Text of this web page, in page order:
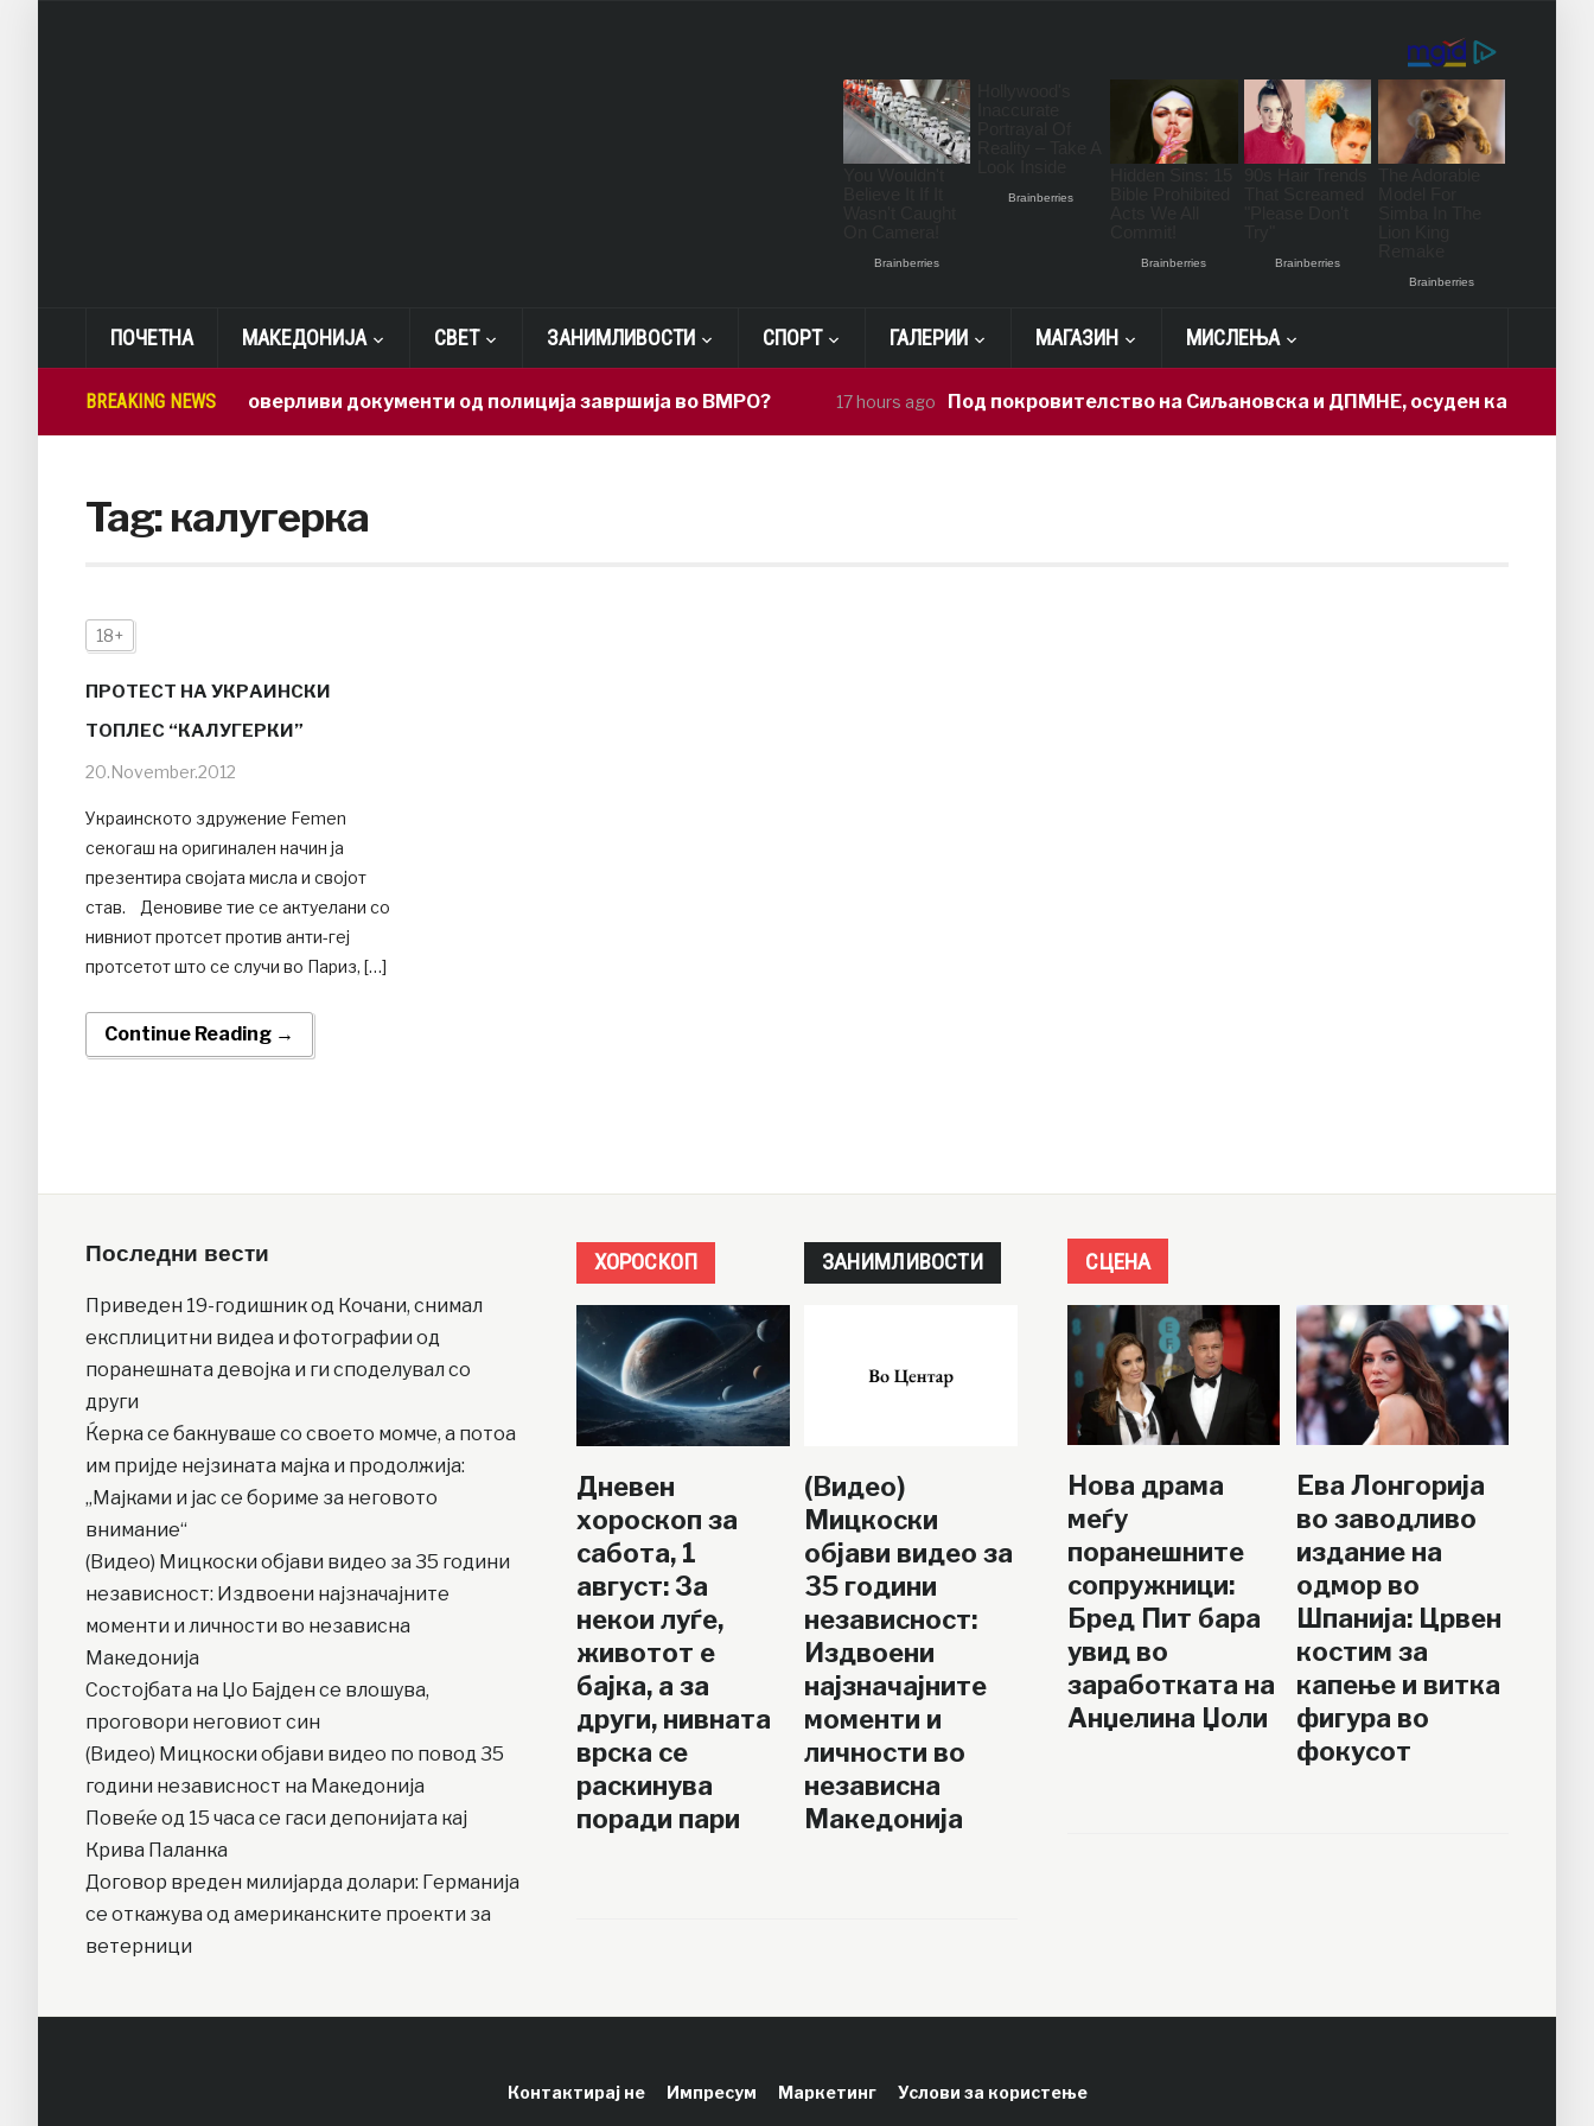
ПОЧЕТНА МАКЕДОНИЈА СВЕТ ЗАНИМЛИВОСТИ СПОРТ ГАЛЕРИИ МАГАЗИН МИСЛЕЊА
BREAKING NEWSКако доверливи документи од полиција завршија во ВМРО? 17 hours ago Под покровителство на Сиљановска и ДПМНЕ, осуден кадар доби
Tag:калугерка
18+
ПРОТЕСТ НА УКРАИНСКИ
ТОПЛЕС “КАЛУГЕРКИ”
20.November.2012
Украинското здружение Femen
секогаш на оригинален начин ја
презентира својата мисла и својот
став. Деновиве тие се актуелани со
нивниот протсет против анти-геј
протсетот што се случи во Париз, […]
Continue Reading →
Последни вести
Приведен 19-годишник од Кочани, снимал
експлицитни видеа и фотографии од
поранешната девојка и ги споделувал со
други
Ќерка се бакнуваше со своето момче, а потоа
им пријде нејзината мајка и продолжија:
„Мајками и јас се бориме за неговото
внимание“
(Видео) Мицкоски објави видео за 35 години
независност: Издвоени најзначајните
моменти и личности во независна
Македонија
Состојбата на Џо Бајден се влошува,
проговори неговиот син
(Видео) Мицкоски објави видео по повод 35
години независност на Македонија
Повеќе од 15 часа се гаси депонијата кај
Крива Паланка
Договор вреден милијарда долари: Германија
се откажува од американските проекти за
ветерници
ХОРОСКОП
Дневен
хороскоп за
сабота, 1
август: За
некои луѓе,
животот е
бајка, а за
други, нивната
врска се
раскинува
поради пари
ЗАНИМЛИВОСТИ
(Видео)
Мицкоски
објави видео за
35 години
независност:
Издвоени
најзначајните
моменти и
личности во
независна
Македонија
СЦЕНА
Нова драма
меѓу
поранешните
сопружници:
Бред Пит бара
увид во
заработката на
Анџелина Џоли
Ева Лонгорија
во заводливо
издание на
одмор во
Шпанија: Црвен
костим за
капење и витка
фигура во
фокусот
Контактирај не Импресум Маркетинг Услови за користење